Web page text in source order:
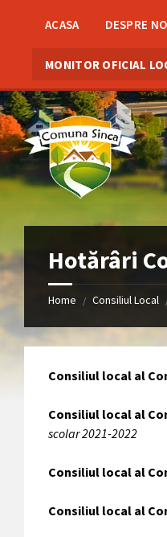
ACASA DESPRE
MONITOR OFICIAL
Hotărâri
Home / Consiliul Local
Consiliul local al
Consiliul local al
scolar 2021-2022
Consiliul local al
Consiliul local al